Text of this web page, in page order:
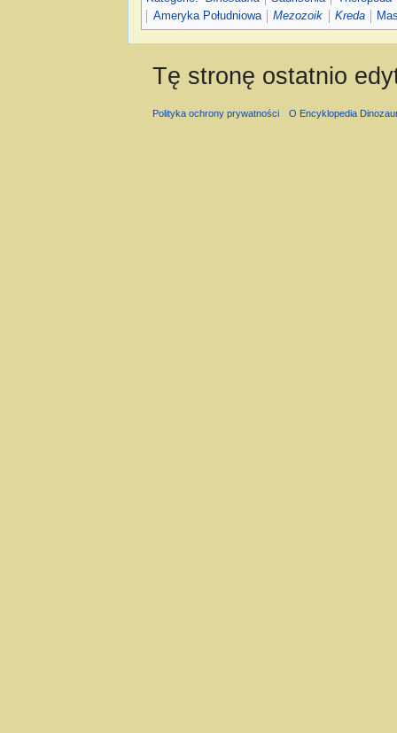
Ameryka Południowa
Mezozoik Kreda
Tę stronę ostatnio
Polityka ochrony prywatności O Encyklopedia